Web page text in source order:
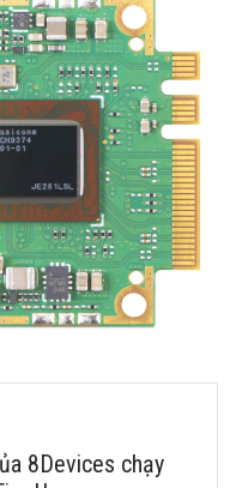
8Devices chạy